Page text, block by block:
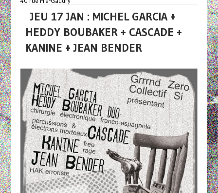
JEU 17 JAN : MICHEL GARCIA +
HEDDY BOUBAKER + CASCADE +
KANINE + JEAN BENDER